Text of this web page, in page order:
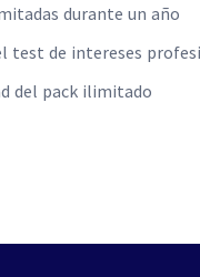
durante un año
test de intereses
del pack ilimitado